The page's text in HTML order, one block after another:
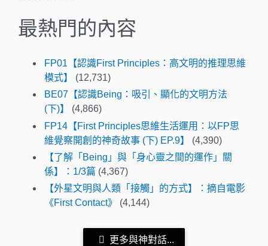
最熱門的內容
FP01【認識First Principles：高文明的推理思維
模式】
(12,731)
BE07【認識Being：吸引、顯化的文明方法
(下)】
(4,866)
FP14【First Principles思維生活運用：以FP思
維覺察開創的神奇故事 (下) EP.9】
(4,390)
【了解「Being」與「身心靈之間的運作」關
係】：1/3篇 (4,367)
【外星文明與人類「接觸」的方式】：摘自電影
《First Contact》
(4,144)
更多與神對話...